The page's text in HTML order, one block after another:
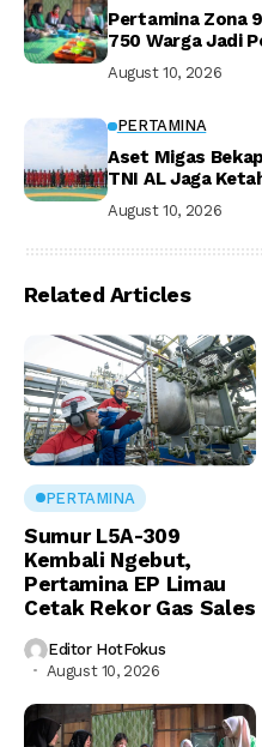
Pertamina Zona
750 Warga Jadi
August 10, 2026
PERTAMINA
Aset Migas
TNI AL Jaga
August 10, 2026
Related Articles
PERTAMINA
Sumur L5A-309
Kembali Ngebut,
Pertamina EP Limau
Cetak Rekor Gas Sales
Editor HotFokus
August 10, 2026